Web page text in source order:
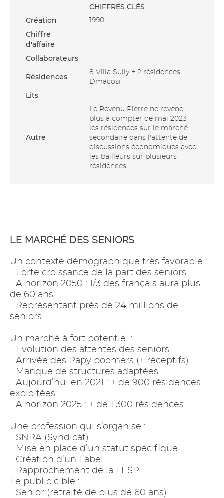
CHIFFRES CLÉS
Création
1990
Chiffre
d'affaire
Collaborateurs
Résidences
8 Villa Sully + 2 résidences
Dmacosi
Lits
Autre
Le Revenu Pierre ne revend
plus à compter de mai 2023
les résidences sur le marché
secondaire dans l'attente de
discussions économiques avec
les bailleurs sur plusieurs
résidences.
LE MARCHÉ DES SENIORS
Un contexte démographique très favorable :
- Forte croissance de la part des seniors
- A horizon 2050 : 1/3 des français aura plus
de 60 ans
- Représentant près de 24 millions de
seniors.
Un marché à fort potentiel :
- Evolution des attentes des seniors
- Arrivée des Papy boomers (+ réceptifs)
- Manque de structures adaptées
- Aujourd’hui en 2021 : + de 900 résidences
exploitées
- A horizon 2025 : + de 1 300 résidences
Une profession qui s’organise :
- SNRA (Syndicat)
- Mise en place d’un statut spécifique
- Création d’un Label
- Rapprochement de la FESP
Le public cible :
- Senior (retraité de plus de 60 ans)